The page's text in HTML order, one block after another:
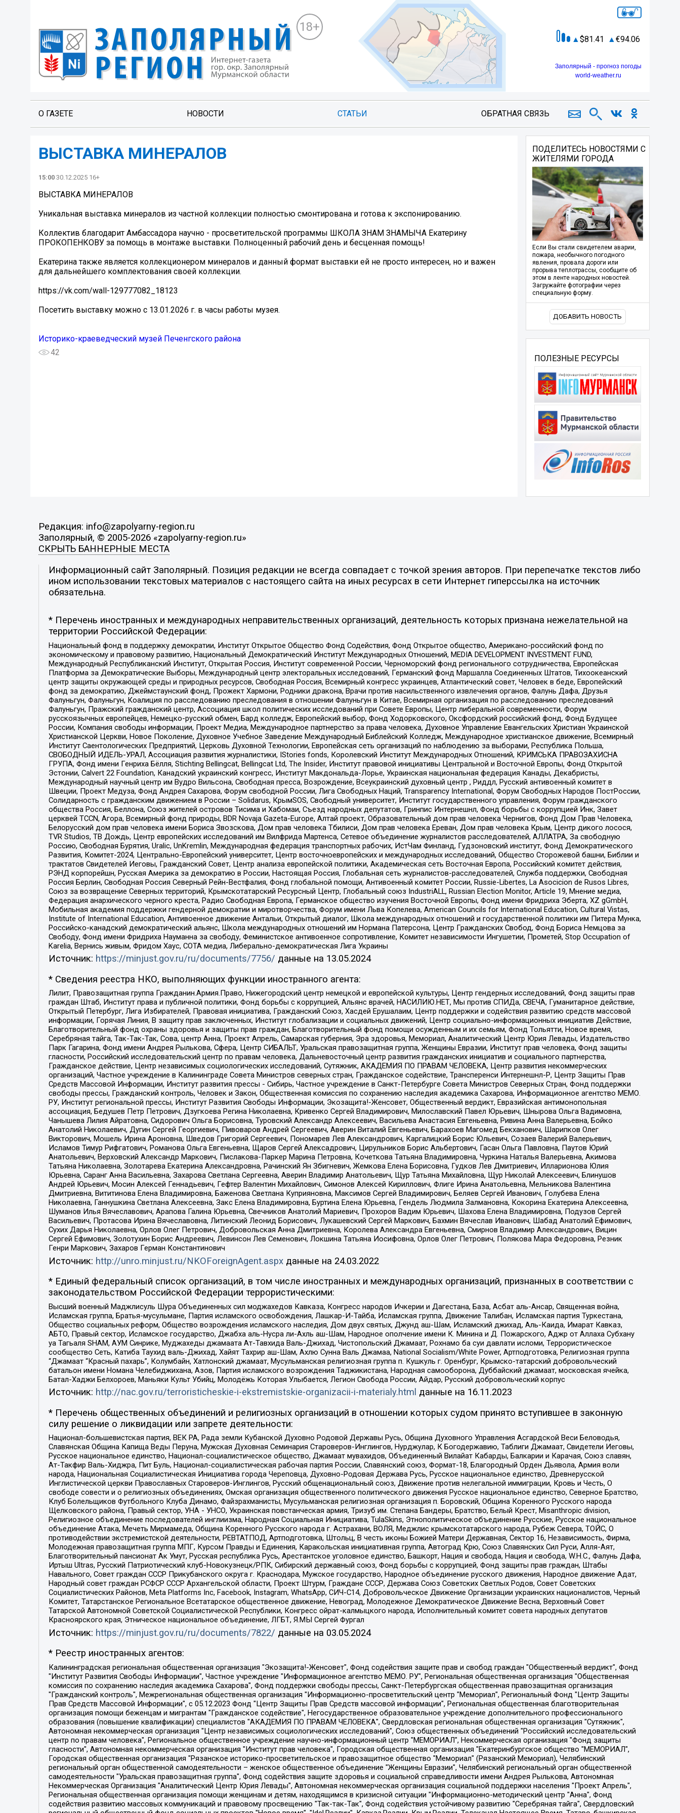
18+
81.41 94.06
Заполярный - прогноз погоды
world-weather.ru
О ГАЗЕТЕ НОВОСТИ СТАТЬИ ОБРАТНАЯ СВЯЗЬ
ВЫСТАВКА МИНЕРАЛОВ
15:00 30.12.2025 16+
ВЫСТАВКА МИНЕРАЛОВ
Уникальная выставка минералов из частной коллекции полностью смонтирована и готова к экспонированию.
Коллектив благодарит Амбассадора научно - просветительской программы ШКОЛА ЗНАМ ЗНАМЫЧА Екатерину
ПРОКОПЕНКОВУ за помощь в монтаже выставки. Полноценный рабочий день и бесценная помощь!
Екатерина также является коллекционером минералов и данный формат выставки ей не просто интересен, но и важен
для дальнейшего комплектования своей коллекции.
https://vk.com/wall-129777082_18123
Посетить выставку можно с 13.01.2026 г. в часы работы музея.
Историко-краеведческий музей Печенгского района
42
ПОДЕЛИТЕСЬ НОВОСТЯМИ С
ЖИТЕЛЯМИ ГОРОДА
Если Вы стали свидетелем аварии,
пожара, необычного погодного
явления, провала дороги или
прорыва теплотрассы, сообщите об
этом в ленте народных новостей.
Загружайте фотографии через
специальную форму.
ДОБАВИТЬ НОВОСТЬ
ПОЛЕЗНЫЕ РЕСУРСЫ
Редакция: info@zapolyarny-region.ru
Заполярный, © 2005-2026 «zapolyarny-region.ru»
СКРЫТЬ БАННЕРНЫЕ МЕСТА
Информационный сайт Заполярный. Позиция редакции не всегда совпадает с точкой зрения авторов. При перепечатке текстов либо
ином использовании текстовых материалов с настоящего сайта на иных ресурсах в сети Интернет гиперссылка на источник
обязательна.
* Перечень иностранных и международных неправительственных организаций, деятельность которых признана нежелательной на
территории Российской Федерации:
Национальный фонд в поддержку демократии, Институт Открытое Общество Фонд Содействия, Фонд Открытое общество, Американо-российский фонд по
экономическому и правовому развитию, Национальный Демократический Институт Международных Отношений, MEDIA DEVELOPMENT INVESTMENT FUND,
Международный Республиканский Институт, Открытая Россия, Институт современной России, Черноморский фонд регионального сотрудничества, Европейская
Платформа за Демократические Выборы, Международный центр электоральных исследований, Германский фонд Маршалла Соединенных Штатов, Тихоокеанский
центр защиты окружающей среды и природных ресурсов, Свободная Россия, Всемирный конгресс украинцев, Атлантический совет, Человек в беде, Европейский
фонд за демократию, Джеймстаунский фонд, Прожект Хармони, Родники дракона, Врачи против насильственного извлечения органов, Фалунь Дафа, Друзья
Фалуньгун, Фалуньгун, Коалиция по расследованию преследования в отношении Фалуньгун в Китае, Всемирная организация по расследованию преследований
Фалуньгун, Пражский гражданский центр, Ассоциация школ политических исследований при Совете Европы, Центр либеральной современности, Форум
русскоязычных европейцев, Немецко-русский обмен, Бард колледж, Европейский выбор, Фонд Ходорковского, Оксфордский российский фонд, Фонд Будущее
России, Компания свободы информации, Проект Медиа, Международное партнерство за права человека, Духовное Управление Евангельских Христиан Украинской
Христианской Церкви, Новое Поколение, Духовное Учебное Заведение Международный Библейский Колледж, Международное христианское движение, Всемирный
Институт Саентологических Предприятий, Церковь Духовной Технологии, Европейская сеть организаций по наблюдению за выборами, Республика Польша,
СВОБОДНЫЙ ИДЕЛЬ-УРАЛ, Ассоциация развития журналистики, IStories fonds, Королевский Институт Международных Отношений, КРИМСЬКА ПРАВОЗАХИСНА
ГРУПА, Фонд имени Генриха Бёлля, Stichting Bellingcat, Bellingcat Ltd, The Insider, Институт правовой инициативы Центральной и Восточной Европы, Фонд Открытой
Эстонии, Calvert 22 Foundation, Канадский украинский конгресс, Институт Макдональда-Лорье, Украинская национальная федерация Канады, Декабристы,
Международный научный центр им Вудро Вильсона, Свободная пресса, Возрождение, Всеукраинский духовный центр , Риддл, Русский антивоенный комитет в
Швеции, Проект Медуза, Фонд Андрея Сахарова, Форум свободной России, Лига Свободных Наций, Transparеncy International, Форум Свободных Народов ПостРоссии,
Солидарность с гражданским движением в России – Solidarus, КрымSOS, Свободный университет, Институт государственного управления, Форум гражданского
общества Россия, Беллона, Союз жителей островов Тисима и Хабомаи, Съезд народных депутатов, Гринпис Интернешнл, Фонд борьбы с коррупцией Инк, Завет
церквей TCCN, Агора, Всемирный фонд природы, BDR Novaja Gazeta-Europe, Алтай проект, Образовательный дом прав человека Чернигов, Фонд Дом Прав Человека,
Белорусский дом прав человека имени Бориса Звозскова, Дом прав человека Тбилиси, Дом прав человека Ереван, Дом прав человека Крым, Центр дикого лосося,
TVR Studios, ТВ Дождь, Центр европейских исследований им Вилфрида Мартенса, Сетевое объединение журналистов расследователей, АЛЛАТРА, За свободную
Россию, Свободная Бурятия, Uralic, UnKremlin, Международная федерация транспортных рабочих, ИстЧам Финланд, Гудзоновский институт, Фонд Демократического
Развития, Комитет-2024, Центрально-Европейский университет, Центр восточноевропейских и международных исследований, Общество Сторожевой башни, Библии и
трактатов Свидетелей Иеговы, Гражданский Совет, Центр анализа европейской политики, Академическая сеть Восточная Европа, Российский комитет действия,
РЭНД корпорейшн, Русская Америка за демократию в России, Настоящая Россия, Глобальная сеть журналистов-расследователей, Служба поддержки, Свободная
Россия Берлин, Свободная Россия Северный Рейн-Вестфалия, Фонд глобальной помощи, Антивоенный комитет России, Russie-Libertes, La Asocicion de Rusos Libres,
Союз за возвращение Северных территорий, Крымскотатарский Ресурсный Центр, Глобальный союз IndustriALL, Russian Election Monitor, Article 19, Мнение медиа,
Федерация анархического черного креста, Радио Свободная Европа, Германское общество изучения Восточной Европы, Фонд имени Фридриха Эберта, XZ gGmbH,
Мобильная академия поддержки гендерной демократии и миротворчества, Форум имени Льва Копелева, American Councils for International Education, Cultural Vistas,
Institute of International Education, Антивоенное движение Антальи, Открытый диалог, Школа международных отношений и государственной политики им Питера Мунка,
Российско-канадский демократический альянс, Школа международных отношений им Нормана Патерсона, Центр Гражданских Свобод, Фонд Бориса Немцова за
Свободу, Фонд имени Фридриха Науманна за свободу, Феминистское антивоенное сопротивление, Комитет независимости Ингушетии, Прометей, Stop Occupation of
Karelia, Вернись живым, Фридом Хаус, СОТА медиа, Либерально-демократическая Лига Украины
Источник: https://minjust.gov.ru/ru/documents/7756/ данные на 13.05.2024
* Сведения реестра НКО, выполняющих функции иностранного агента:
Лилит, Правозащитная группа Гражданин.Армия.Право, Нижегородский центр немецкой и европейской культуры, Центр гендерных исследований, Фонд защиты прав
граждан Штаб, Институт права и публичной политики, Фонд борьбы с коррупцией, Альянс врачей, НАСИЛИЮ.НЕТ, Мы против СПИДа, СВЕЧА, Гуманитарное действие,
Открытый Петербург, Лига Избирателей, Правовая инициатива, Гражданский Союз, Хасдей Ерушалаим, Центр поддержки и содействия развитию средств массовой
информации, Горячая Линия, В защиту прав заключенных, Институт глобализации и социальных движений, Центр социально-информационных инициатив Действие,
Благотворительный фонд охраны здоровья и защиты прав граждан, Благотворительный фонд помощи осужденным и их семьям, Фонд Тольятти, Новое время,
Серебряная тайга, Так-Так-Так, Сова, центр Анна, Проект Апрель, Самарская губерния, Эра здоровья, Мемориал, Аналитический Центр Юрия Левады, Издательство
Парк Гагарина, Фонд имени Андрея Рылькова, Сфера, Центр СИБАЛЬТ, Уральская правозащитная группа, Женщины Евразии, Институт прав человека, Фонд защиты
гласности, Российский исследовательский центр по правам человека, Дальневосточный центр развития гражданских инициатив и социального партнерства,
Гражданское действие, Центр независимых социологических исследований, Сутяжник, АКАДЕМИЯ ПО ПРАВАМ ЧЕЛОВЕКА, Центр развития некоммерческих
организаций, Частное учреждение в Калининграде Совета Министров северных стран, Гражданское содействие, Трансперенси Интернешнл-Р, Центр Защиты Прав
Средств Массовой Информации, Институт развития прессы - Сибирь, Частное учреждение в Санкт-Петербурге Совета Министров Северных Стран, Фонд поддержки
свободы прессы, Гражданский контроль, Человек и Закон, Общественная комиссия по сохранению наследия академика Сахарова, Информационное агентство МЕМО.
РУ, Институт региональной прессы, Институт Развития Свободы Информации, Экозащита!-Женсовет, Общественный вердикт, Евразийская антимонопольная
ассоциация, Бедушев Петр Петрович, Дзугкоева Регина Николаевна, Кривенко Сергей Владимирович, Милославский Павел Юрьевич, Шнырова Ольга Вадимовна,
Чанышева Лилия Айратовна, Сидорович Ольга Борисовна, Туровский Александр Алексеевич, Васильева Анастасия Евгеньевна, Ривина Анна Валерьевна, Бойко
Анатолий Николаевич, Дугин Сергей Георгиевич, Пивоваров Андрей Сергеевич, Аверин Виталий Евгеньевич, Барахоев Магомед Бекханович, Шарипков Олег
Викторович, Мошель Ирина Ароновна, Шведов Григорий Сергеевич, Пономарев Лев Александрович, Каргалицкий Борис Юльевич, Созаев Валерий Валерьевич,
Исламов Тимур Рифгатович, Романова Ольга Евгеньевна, Щаров Сергей Алексадрович, Цирульников Борис Альбертович, Гасан Ольга Павловна, Паутов Юрий
Анатольевич, Верховский Александр Маркович, Пислакова-Паркер Марина Петровна, Кочеткова Татьяна Владимировна, Чуркина Наталья Валерьевна, Акимова
Татьяна Николаевна, Золотарева Екатерина Александровна, Рачинский Ян Збигневич, Жемкова Елена Борисовна, Гудков Лев Дмитриевич, Илларионова Юлия
Юрьевна, Саранг Анна Васильевна, Захарова Светлана Сергеевна, Аверин Владимир Анатольевич, Щур Татьяна Михайловна, Щур Николай Алексеевич, Блинушов
Андрей Юрьевич, Мосин Алексей Геннадьевич, Гефтер Валентин Михайлович, Симонов Алексей Кириллович, Флиге Ирина Анатольевна, Мельникова Валентина
Дмитриевна, Вититинова Елена Владимировна, Баженова Светлана Куприяновна, Максимов Сергей Владимирович, Беляев Сергей Иванович, Голубева Елена
Николаевна, Ганнушкина Светлана Алексеевна, Закс Елена Владимировна, Буртина Елена Юрьевна, Гендель Людмила Залмановна, Кокорина Екатерина Алексеевна,
Шуманов Илья Вячеславович, Арапова Галина Юрьевна, Свечников Анатолий Мариевич, Прохоров Вадим Юрьевич, Шахова Елена Владимировна, Подузов Сергей
Васильевич, Протасова Ирина Вячеславовна, Литинский Леонид Борисович, Лукашевский Сергей Маркович, Бахмин Вячеслав Иванович, Шабад Анатолий Ефимович,
Сухих Дарья Николаевна, Орлов Олег Петрович, Добровольская Анна Дмитриевна, Королева Александра Евгеньевна, Смирнов Владимир Александрович, Вицин
Сергей Ефимович, Золотухин Борис Андреевич, Левинсон Лев Семенович, Локшина Татьяна Иосифовна, Орлов Олег Петрович, Полякова Мара Федоровна, Резник
Генри Маркович, Захаров Герман Константинович
Источник: http://unro.minjust.ru/NKOForeignAgent.aspxданные на 24.03.2022
* Единый федеральный список организаций, в том числе иностранных и международных организаций, признанных в соответствии с
законодательством Российской Федерации террористическими:
Высший военный Маджлисуль Шура Объединенных сил моджахедов Кавказа, Конгресс народов Ичкерии и Дагестана, База, Асбат аль-Ансар, Священная война,
Исламская группа, Братья-мусульмане, Партия исламского освобождения, Лашкар-И-Тайба, Исламская группа, Движение Талибан, Исламская партия Туркестана,
Общество социальных реформ, Общество возрождения исламского наследия, Дом двух святых, Джунд аш-Шам, Исламский джихад, Аль-Каида, Имарат Кавказ,
АБТО, Правый сектор, Исламское государство, Джабха аль-Нусра ли-Ахль аш-Шам, Народное ополчение имени К. Минина и Д. Пожарского, Аджр от Аллаха Субхану
уа Тагьаля SHAM, АУМ Синрике, Муджахеды джамаата Ат-Тавхида Валь-Джихад, Чистопольский Джамаат, Рохнамо ба суи давлати исломи, Террористическое
сообщество Сеть, Катиба Таухид валь-Джихад, Хайят Тахрир аш-Шам, Ахлю Сунна Валь Джамаа, National Socialism/White Power, Артподготовка, Религиозная группа
“Джамаат “Красный пахарь”, Колумбайн, Хатлонский джамаат, Мусульманская религиозная группа п. Кушкуль г. Оренбург, Крымско-татарский добровольческий
батальон имени Номана Челебиджихана, Азов, Партия исламского возрождения Таджикистана, Народная самооборона, Дуббайский джамаат, московская ячейка,
Батал-Хаджи Белхороев, Маньяки Культ Убийц, Молодёжь Которая Улыбается, Легион Свобода России, Айдар, Русский добровольческий корпус
Источник: http://nac.gov.ru/terroristicheskie-i-ekstremistskie-organizacii-i-materialy.html данные на 16.11.2023
* Перечень общественных объединений и религиозных организаций в отношении которых судом принято вступившее в законную
силу решение о ликвидации или запрете деятельности:
Национал-большевистская партия, ВЕК РА, Рада земли Кубанской Духовно Родовой Державы Русь, Община Духовного Управления Асгардской Веси Беловодья,
Славянская Община Капища Веды Перуна, Мужская Духовная Семинария Староверов-Инглингов, Нурджулар, К Богодержавию, Таблиги Джамаат, Свидетели Иеговы,
Русское национальное единство, Национал-социалистическое общество, Джамаат мувахидов, Объединенный Вилайат Кабарды, Балкарии и Карачая, Союз славян,
Ат-Такфир Валь-Хиджра, Пит Буль, Национал-социалистическая рабочая партия России, Славянский союз, Формат-18, Благородный Орден Дьявола, Армия воли
народа, Национальная Социалистическая Инициатива города Череповца, Духовно-Родовая Держава Русь, Русское национальное единство, Древнерусской
Инглистической церкви Православных Староверов-Инглингов, Русский общенациональный союз, Движение против нелегальной иммиграции, Кровь и Честь, О
свободе совести и о религиозных объединениях, Омская организация общественного политического движения Русское национальное единство, Северное Братство,
Клуб Болельщиков Футбольного Клуба Динамо, Файзрахманисты, Мусульманская религиозная организация п. Боровский, Община Коренного Русского народа
Щелковского района, Правый сектор, УНА - УНСО, Украинская повстанческая армия, Тризуб им. Степана Бандеры, Братство, Белый Крест, Misanthropic division,
Религиозное объединение последователей инглиизма, Народная Социальная Инициатива, TulaSkins, Этнополитическое объединение Русские, Русское национальное
объединение Атака, Мечеть Мирмамеда, Община Коренного Русского народа г. Астрахани, ВОЛЯ, Меджлис крымскотатарского народа, Рубеж Севера, ТОЙС, О
противодействии экстремистской деятельности, РЕВТАТПОД, Артподготовка, Штольц, В честь иконы Божией Матери Державная, Сектор 16, Независимость, Фирма,
Молодежная правозащитная группа МПГ, Курсом Правды и Единения, Каракольская инициативная группа, Автоград Крю, Союз Славянских Сил Руси, Алля-Аят,
Благотворительный пансионат Ак Умут, Русская республика Русь, Арестантское уголовное единство, Башкорт, Нация и свобода, Нация и свобода, W.H.С., Фалунь Дафа,
Иртыш Ultras, Русский Патриотический клуб-Новокузнецк/РПК, Сибирский державный союз, Фонд борьбы с коррупцией, Фонд защиты прав граждан, Штабы
Навального, Совет граждан СССР Прикубанского округа г. Краснодара, Мужское государство, Народное объединение русского движения, Народное движение Адат,
Народный совет граждан РСФСР СССР Архангельской области, Проект Штурм, Граждане СССР, Держава Союз Советских Светлых Родов, Совет Советских
Социалистических Районов, Meta Platforms Inc, Facebook, Instagram, WhatsApp, СИЧ-С14, Добровольческое Движение Организации украинских националистов, Черный
Комитет, Татарстанское Региональное Всетатарское общественное движение, Невоград, Молодежное Демократическое Движение Весна, Верховный Совет
Татарской Автономной Советской Социалистической Республики, Конгресс ойрат-калмыцкого народа, Исполнительный комитет совета народных депутатов
Красноярского края, Этническое национальное объединение, ЛГБТ, Я.МЫ Сергей Фургал
Источник: https://minjust.gov.ru/ru/documents/7822/ данные на 03.05.2024
* Реестр иностранных агентов:
Калининградская региональная общественная организация "Экозащита!-Женсовет", Фонд содействия защите прав и свобод граждан "Общественный вердикт", Фонд "Институт Развития Свободы Информации", Частное учреждение "Информационное агентство МЕМО. РУ", Региональная общественная организация "Общественная комиссия по сохранению наследия академика Сахарова", Фонд поддержки свободы прессы, Санкт-Петербургская общественная правозащитная организация "Гражданский контроль", Межрегиональная общественная организация "Информационно-просветительский центр "Мемориал", Региональный Фонд "Центр Защиты Прав Средств Массовой Информации", с 05.12.2023 Фонд "Центр Защиты Прав Средств массовой информации", Региональная общественная благотворительная организация помощи беженцам и мигрантам "Гражданское содействие", Негосударственное образовательное учреждение дополнительного профессионального образования (повышение квалификации) специалистов "АКАДЕМИЯ ПО ПРАВАМ ЧЕЛОВЕКА", Свердловская региональная общественная организация "Сутяжник", Автономная некоммерческая организация "Центр независимых социологических исследований", Союз общественных объединений "Российский исследовательский центр по правам человека", Региональное общественное учреждение научно-информационный центр "МЕМОРИАЛ", Некоммерческая организация "Фонд защиты гласности", Автономная некоммерческая организация "Институт прав человека", Городская общественная организация "Екатеринбургское общество "МЕМОРИАЛ", Городская общественная организация "Рязанское историко-просветительское и правозащитное общество "Мемориал" (Рязанский Мемориал), Челябинский региональный орган общественной самодеятельности – женское общественное объединение "Женщины Евразии", Челябинский региональный орган общественной самодеятельности "Уральская правозащитная группа", Фонд содействия защите здоровья и социальной справедливости имени Андрея Рылькова, Автономная Некоммерческая Организация "Аналитический Центр Юрия Левады", Автономная некоммерческая организация социальной поддержки населения "Проект Апрель", Региональная общественная организация помощи женщинам и детям, находящимся в кризисной ситуации "Информационно-методический центр "Анна", Фонд содействия развитию массовых коммуникаций и правовому просвещению "Так-так-Так", Фонд содействия устойчивому развитию "Серебряная тайга", Свердловский региональный общественный фонд социальных проектов "Новое время", "Idel.Реалии", Кавказ.Реалии, Крым.Реалии, Телеканал Настоящее Время, Татаро-башкирская служба Радио Свобода (Azatliq Radiosi), Радио Свободная Европа/Радио Свобода (PCE/PC), "Сибирь.Реалии", "Фактограф", Благотворительный фонд помощи осужденным и их семьям, Автономная некоммерческая организация "Институт глобализации и социальных движений", Фонд "В защиту прав заключенных", Частное учреждение "Центр поддержки и содействия развитию средств массовой информации", Пензенский региональный общественный благотворительный фонд "Гражданский союз", "Север.Реалии", Некоммерческая организация Фонд "Правовая инициатива", Общество с ограниченной ответственностью "Радио Свободная Европа/Радио Свобода", Чешское информационное агентство "MEDIUM-ORIENT", Красноярская региональная общественная организация "Мы против СПИДа", Камалягин Денис Николаевич, Маркелов Сергей Евгеньевич, Пономарев Лев Александрович, Савицкая Людмила Алексеевна, Автономная некоммерческая организация "Центр по работе с проблемой насилия "НАСИЛИЮ.НЕТ", Межрегиональный профессиональный союз работников здравоохранения "Альянс врачей", Юридическое лицо, зарегистрированное в Латвийской Республике, SIA "Medusa Project" (регистрационный номер 40103797863, дата регистрации 10.06.2014), Некоммерческая организация "Фонд по борьбе с коррупцией", Автономная некоммерческая организация "Институт права и публичной политики", Баданин Роман Сергеевич, Гликин Максим Александрович, Железнова Мария Михайловна, Лукьянова Юлия Сергеевна, Маетная Елизавета Витальевна, Маняхин Петр Борисович, Чуракова Ольга Владимировна, Ярош Юлия Петровна, Юридическое лицо "The Insider SIA", зарегистрированное в Риге, Латвийская Республика (дата регистрации 26.06.2015), являющееся администратором доменного имени интернет-издания "The Insider SIA", https://theins.ru, Постернак Алексей Евгеньевич, Рубин Михаил Аркадьевич, Анин Роман Александрович, Юридическое лицо Istories fonds, зарегистрированное в Латвийской Республике (регистрационный номер 50008295751, дата регистрации 24.02.2020), Великовский Дмитрий Александрович, Долинина Ирина Николаевна, Мароховская Алеся Алексеевна, Шлейнов Роман Юрьевич, Шмагун Олеся Валентиновна, Общество с ограниченной ответственностью "Альтаир 2021", Общество с ограниченной ответственностью "Вега 2021", Общество с ограниченной ответственностью "Главный редактор 2021", Общество с ограниченной ответственностью "Ромашки монолит", Важенков Артем Валерьевич, Ивановская областная общественная организация "Центр гендерных исследований", Гурман Юрий Альбертович, Медиапроект "ОВД-Инфо", Егоров Владимир Владимирович, Жилинский Владимир Александрович, Общество с ограниченной ответственностью "ЗП", Иванова София Юрьевна, Карезина Инна Павловна, Кильтау Екатерина Викторовна, Петров Алексей Викторович, Пискунов Сергей Евгеньевич, Смирнов Сергей Сергеевич, Тихонов Михаил Сергеевич, Общество с ограниченной ответственностью "ЖУРНАЛИСТ-ИНОСТРАННЫЙ АГЕНТ", Арапова Галина Юрьевна, Вольтская Татьяна Анатольевна, Американская компания "Mason G.E.S. Anonymous Foundation" (США), являющаяся владельцем интернет-издания https://mnews.world/, Компания "Stichting Bellingcat", зарегистрированная в Нидерландах (дата регистрации 11.07.2018), Захаров Андрей Вячеславович, Клепиковская Екатерина Дмитриевна, Общество с ограниченной ответственностью "МЕМО", Перл Роман Александрович, Симонов Евгений Алексеевич, Соловьева Елена Анатольевна, Сотников Даниил Владимирович, Сурначева Елизавета Дмитриевна, Автономная некоммерческая организация по защите прав человека и информированию населения "Якутия – Наше Мнение", Общество с ограниченной ответственностью "Москоу диджитал медиа", с 26.01.2023 Общество с ограниченной ответственностью "Чайка Белые сады", Ветошкина Валерия Валерьевна, Заговора Максим Александрович, Межрегиональное общественное движение "Российская ЛГБТ - сеть", Оленичев Максим Владимирович, Павлов Иван Юрьевич, Скворцова Елена Сергеевна, Общество с ограниченной ответственностью "Как бы инагент", Кочетков Игорь Викторович, Общество с ограниченной ответственностью "Честные выборы", Еланчик Олег Александрович, Общество с ограниченной ответственностью "Нобелевский призыв", Гималова Регина Эмилевна, Григорьев Андрей Валерьевич, Григорьева Алина Александровна, Ассоциация по содействию защите прав призывников, альтернативнослужащих и военнослужащих "Правозащитная группа "Гражданин.Армия.Право", Хисамова Регина Фаритовна, Автономная некоммерческая организация по реализации социально-правовых программ "Лилит", Дальневосточное общественное движение "Маяк", Санкт-Петербургская ЛГБТ-инициативная группа "Выход", Инициативная группа ЛГБТ+ "Реверс", Алексеев Андрей Викторович, Бекбулатова Таисия Львовна, Беляев Иван Михайлович, Владыкина Елена Сергеевна, Гельман Марат Александрович, Никульшина Вероника Юрьевна, Толоконникова Надежда Андреевна, Шендерович Виктор Анатольевич, Общество с ограниченной ответственностью "Данное сообщение", Общество с ограниченной ответственностью Издательский дом "Новая глава", Айнбиндер Александра Александровна, Московский комьюнити-центр для ЛГБТ+инициатив, Благотворительный фонд развития филантропии, Deutsche Welle (Германия, Kurt-Schumacher-Strasse 3, 53113 Bonn), Борзунова Мария Михайловна, Воробьев Виктор Викторович, Голубева Анна Львовна, Константинова Алла Михайловна, Малкова Ирина Владимировна, Мурадов Мурад Абдулгалимович, Осетинская Елизавета Николаевна, Понасенков Евгений Николаевич, Ганапольский Матвей Юрьевич, Киселев Евгений Алексеевич, Борухович Ирина Григорьевна, Дремин Иван Тимофеевич, Дубровский Дмитрий Викторович, Красноярская региональная общественная организация поддержки и развития альтернативных образовательных технологий и межкультурных коммуникаций "ИНТЕРРА", Маяковская Екатерина Алексеевна, Фейгин Марк Захарович, Филимонов Андрей Викторович, Дзугкоева Регина Николаевна, Доброхотов Роман Александрович, Дудь Юрий Александрович, Елкин Сергей Владимирович, Кругликов Кирилл Игоревич, Сабунаева Мария Леонидовна, Семенов Алексей Владимирович, Шаинян Карен Багратович, Шульман Екатерина Михайловна, Асафьев Артур Валерьевич, Вахштайн Виктор Семенович, Венедиктов Алексей Алексеевич, Лушникова Екатерина Евгеньевна, Волков Леонид Михайлович, Невзоров Александр Глебович, Пархоменко Сергей Борисович, Сироткин Ярослав Николаевич, Кара-Мурза Владимир Владимирович, Баранова Наталья Владимировна, Гозман Леонид Яковлевич, Кагарлицкий Борис Юльевич, Климарев Михаил Валерьевич, Милов Владимир Станиславович, Автономная некоммерческая организация Краснодарский центр современного искусства "Типография", Моргенштерн Алишер Тагирович, Соболь Любовь Эдуардовна, Общество с ограниченной ответственностью "ЛИЗА НОРМ", Каспаров Гарри Кимович, Ходорковский Михаил Борисович, Общество с ограниченной ответственностью "Апрельские тезисы", Данилович Ирина Брониславовна, Кашин Олег Владимирович, Петров Николай Владимирович, Пивоваров Алексей Владимирович, Соколов Михаил Владимирович, Цветкова Юлия Владимировна, Чичваркин Евгений Александрович, Комитет против пыток/Команда против пыток, Общество с ограниченной ответственностью "Первый научный", Общество с ограниченной ответственностью "Вертолет и ко", Белоцерковская Вероника Борисовна, Кац Максим Евгеньевич, Лазарева Татьяна Юрьевна, Шаведдинов Руслан Табризович, Яшин Илья Валерьевич, Общество с ограниченной ответственностью "Иноагент ААВ", Алешковский Дмитрий Петрович, Альбац Евгения Марковна, Быков Дмитрий Львович, Галямина Юлия Евгеньевна, Лойко Сергей Леонидович, Мартынов Кирилл Константинович, Медведев Сергей Александрович, Крашенинников Федор Геннадиевич, Гордеева Катерина Вл